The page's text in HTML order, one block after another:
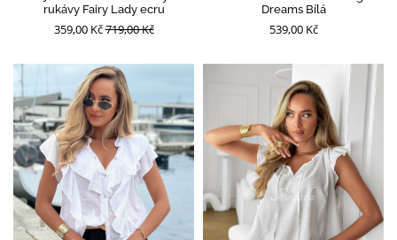
rukávy Fairy Lady ecru
359,00 Kč719,00 Kč
Dreams Bílá
539,00 Kč